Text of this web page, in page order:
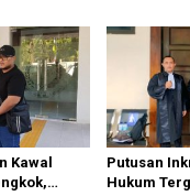
Gresik
Kawal
Putusan
Hukum